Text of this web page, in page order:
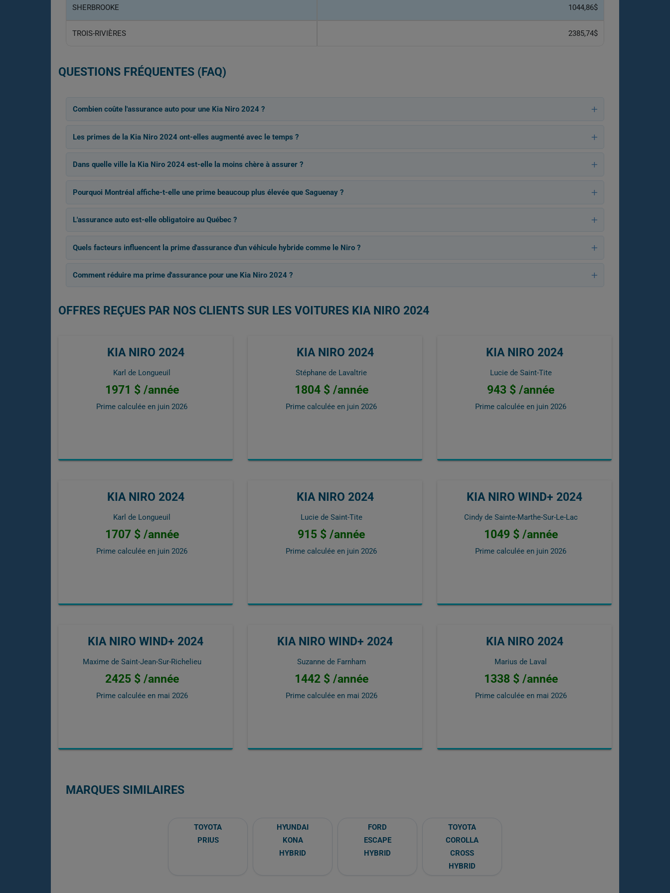
SHERBROOKE 1044,86$
TROIS-RIVIÈRES 2385,74$
QUESTIONS FRÉQUENTES (FAQ)
Combien coûte l'assurance auto pour une Kia Niro 2024 ?
Les primes de la Kia Niro 2024 ont-elles augmenté avec le temps ?
Dans quelle ville la Kia Niro 2024 est-elle la moins chère à assurer ?
Pourquoi Montréal affiche-t-elle une prime beaucoup plus élevée que Saguenay ?
L'assurance auto est-elle obligatoire au Québec ?
Quels facteurs influencent la prime d'assurance d'un véhicule hybride comme le Niro ?
Comment réduire ma prime d'assurance pour une Kia Niro 2024 ?
OFFRES REÇUES PAR NOS CLIENTS SUR LES VOITURES KIA NIRO 2024
KIA NIRO 2024
Karl de Longueuil
1971 $ /année
Prime calculée en juin 2026
KIA NIRO 2024
Stéphane de Lavaltrie
1804 $ /année
Prime calculée en juin 2026
KIA NIRO 2024
Lucie de Saint-Tite
943 $ /année
Prime calculée en juin 2026
KIA NIRO 2024
Karl de Longueuil
1707 $ /année
Prime calculée en juin 2026
KIA NIRO 2024
Lucie de Saint-Tite
915 $ /année
Prime calculée en juin 2026
KIA NIRO WIND+ 2024
Cindy de Sainte-Marthe-Sur-Le-Lac
1049 $ /année
Prime calculée en juin 2026
KIA NIRO WIND+ 2024
Maxime de Saint-Jean-Sur-Richelieu
2425 $ /année
Prime calculée en mai 2026
KIA NIRO WIND+ 2024
Suzanne de Farnham
1442 $ /année
Prime calculée en mai 2026
KIA NIRO 2024
Marius de Laval
1338 $ /année
Prime calculée en mai 2026
MARQUES SIMILAIRES
TOYOTA
PRIUS
HYUNDAI
KONA
HYBRID
FORD
ESCAPE
HYBRID
TOYOTA
COROLLA
CROSS
HYBRID